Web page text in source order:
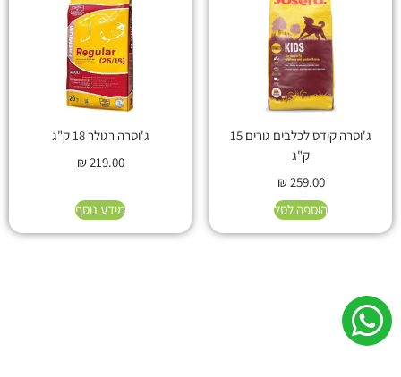
ג'וסרה קידס לכלבים גורים 15
ק"ג
₪259.00
הוספה לסל
ג'וסרה רגולר 18 ק"ג
₪219.00
מידע נוסף